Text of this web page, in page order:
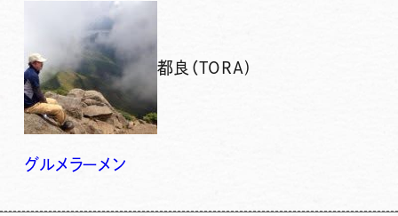
都良（TORA)
グルメ ラーメン